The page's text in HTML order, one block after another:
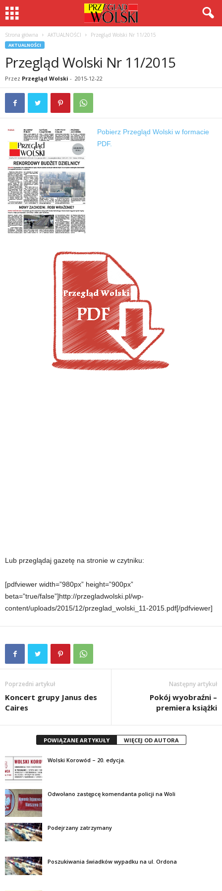
Strona główna AKTUALNOŚCI Przegląd Wolski Nr 11/2015
AKTUALNOŚCI
Przegląd Wolski Nr 11/2015
Przez Przegląd Wolski - 2015-12-22
Pobierz Przegląd Wolski w formacie
PDF.
Lub przeglądaj gazetę na stronie w czytniku:
[pdfviewer width=”980px” height=”900px”
beta=”true/false”]http://przegladwolski.pl/wp-
content/uploads/2015/12/przeglad_wolski_11-2015.pdf[/pdfviewer]
Poprzedni artykuł
Koncert grupy Janus des
Caires
Następny artykuł
Pokój wyobraźni –
premiera książki
POWIĄZANE ARTYKUŁY WIĘCEJ OD AUTORA
Wolski Korowód – 20. edycja.
Odwołano zastępcę komendanta policji na Woli
Podejrzany zatrzymany
Poszukiwania świadków wypadku na ul. Ordona